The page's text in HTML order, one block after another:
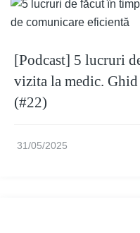
[Podcast] 5 lucruri
vizita la medic.
(#22)
31/05/2025